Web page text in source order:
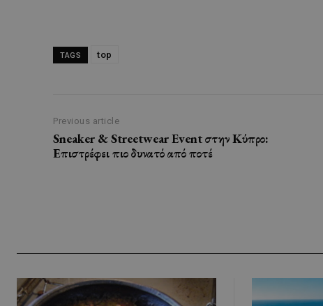
TAGS top
Previous article
Sneaker & Streetwear Event στην Κύπρο:
Επιστρέφει πιο δυνατό από ποτέ